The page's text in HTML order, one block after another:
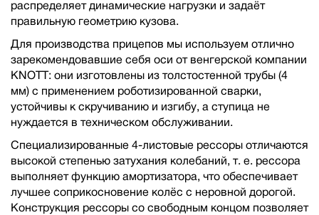
распределяет динамические нагрузки и задаёт
правильную геометрию кузова.
Для производства прицепов мы используем отлично
зарекомендовавшие себя оси от венгерской компании
KNOTT: они изготовлены из толстостенной трубы (4
мм) с применением роботизированной сварки,
устойчивы к скручиванию и изгибу, а ступица не
нуждается в техническом обслуживании.
Специализированные 4-листовые рессоры отличаются
высокой степенью затухания колебаний, т. е. рессора
выполняет функцию амортизатора, что обеспечивает
лучшее соприкосновение колёс с неровной дорогой.
Конструкция рессоры со свободным концом позволяет